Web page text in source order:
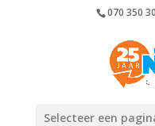
070 350
Selecteer een